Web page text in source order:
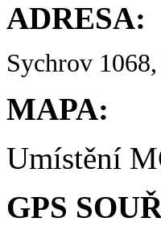
ADRESA:
Sychrov
MAPA:
Umístění
GPS